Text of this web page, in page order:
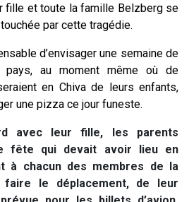
fille et toute la famille Belzberg se
par cette tragédie.
d’envisager une semaine de
au moment même où de
en Chiva de leurs enfants,
une pizza ce jour funeste.
avec leur fille, les parents
fête qui devait avoir lieu en
à chacun des membres de la
le déplacement, de leur